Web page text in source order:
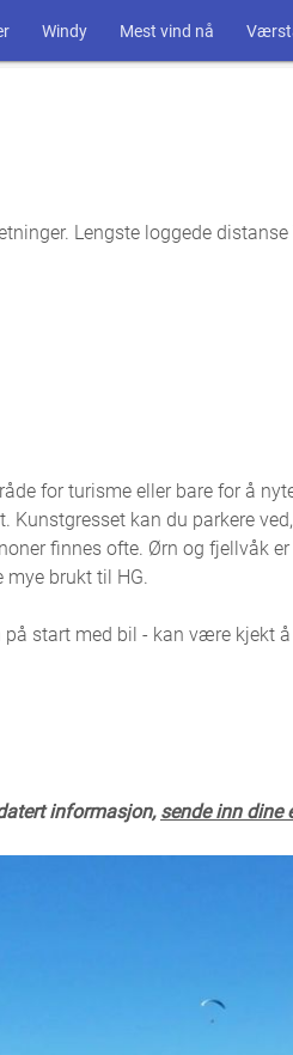
Windy Mest vind nå
Lengste loggede distanse
for turisme eller bare for å
kan du parkere
finnes ofte. Ørn og fjellvåk
brukt til HG.
start med bil - kan være kjekt
informasjon, sende inn dine